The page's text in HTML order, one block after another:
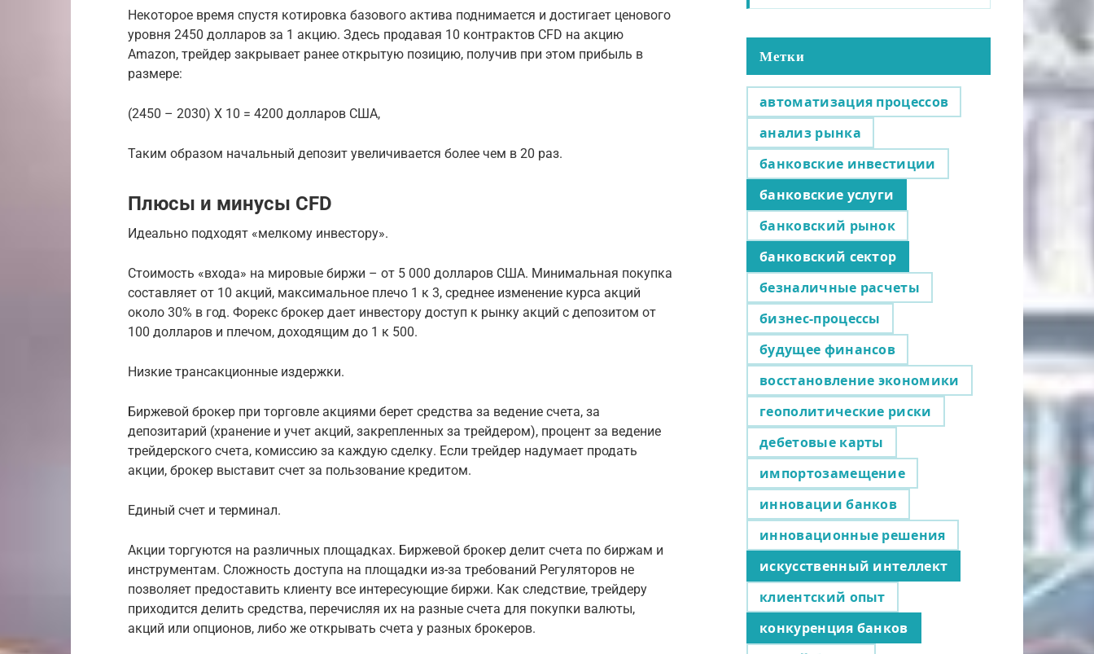
Некоторое время спустя котировка базового актива поднимается и достигает ценового
уровня 2450 долларов за 1 акцию. Здесь продавая 10 контрактов CFD на акцию
Amazon, трейдер закрывает ранее открытую позицию, получив при этом прибыль в
размере:
(2450 – 2030) Х 10 = 4200 долларов США,
Таким образом начальный депозит увеличивается более чем в 20 раз.
Плюсы и минусы CFD
Идеально подходят «мелкому инвестору».
Стоимость «входа» на мировые биржи – от 5 000 долларов США. Минимальная покупка
составляет от 10 акций, максимальное плечо 1 к 3, среднее изменение курса акций
около 30% в год. Форекс брокер дает инвестору доступ к рынку акций с депозитом от
100 долларов и плечом, доходящим до 1 к 500.
Низкие трансакционные издержки.
Биржевой брокер при торговле акциями берет средства за ведение счета, за
депозитарий (хранение и учет акций, закрепленных за трейдером), процент за ведение
трейдерского счета, комиссию за каждую сделку. Если трейдер надумает продать
акции, брокер выставит счет за пользование кредитом.
Единый счет и терминал.
Акции торгуются на различных площадках. Биржевой брокер делит счета по биржам и
инструментам. Сложность доступа на площадки из-за требований Регуляторов не
позволяет предоставить клиенту все интересующие биржи. Как следствие, трейдеру
приходится делить средства, перечисляя их на разные счета для покупки валюты,
акций или опционов, либо же открывать счета у разных брокеров.
Метки
автоматизация процессов
анализ рынка
банковские инвестиции
банковские услуги
банковский рынок
банковский сектор
безналичные расчеты
бизнес-процессы
будущее финансов
восстановление экономики
геополитические риски
дебетовые карты
импортозамещение
инновации банков
инновационные решения
искусственный интеллект
клиентский опыт
конкуренция банков